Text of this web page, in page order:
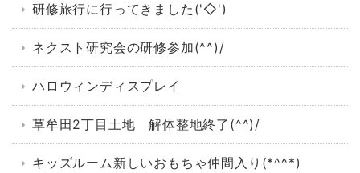
研修旅行に行ってきました('◇')ゞ
ネクスト研究会の研修参加(^^)/
ハロウィンディスプレイ
草牟田2丁目土地 解体整地終了(^^)/
キッズルーム新しいおもちゃ仲間入り(*^^*)